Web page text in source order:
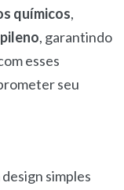
químicos,
, garantindo
esses
seu
simples